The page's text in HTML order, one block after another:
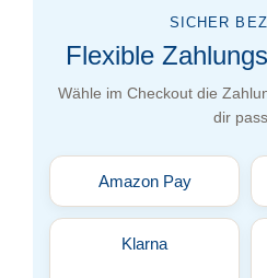
SICHER
Flexible
Wähle im Checkout die
dir
Amazon Pay
Klarna